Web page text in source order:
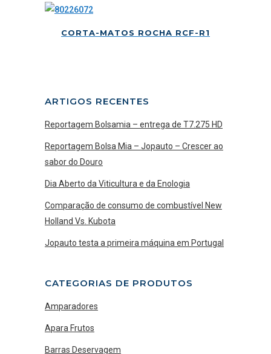
CORTA-MATOS ROCHA RCF-R1
ARTIGOS RECENTES
Reportagem Bolsamia – entrega de T7.275 HD
Reportagem Bolsa Mia – Jopauto – Crescer ao
sabor do Douro
Dia Aberto da Viticultura e da Enologia
Comparação de consumo de combustível New
Holland Vs. Kubota
Jopauto testa a primeira máquina em Portugal
CATEGORIAS DE PRODUTOS
Amparadores
Apara Frutos
Barras Deservagem